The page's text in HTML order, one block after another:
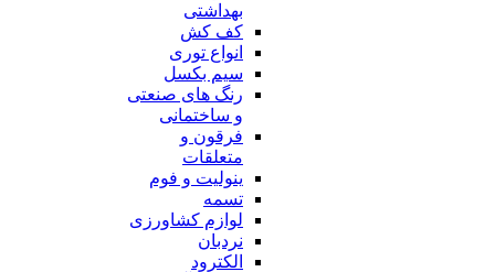
بهداشتی
کف کش
انواع توری
سیم بکسل
رنگ های صنعتی
و ساختمانی
فرقون و
متعلقات
ینولیت و فوم
تسمه
لوازم کشاورزی
نردبان
الکترود